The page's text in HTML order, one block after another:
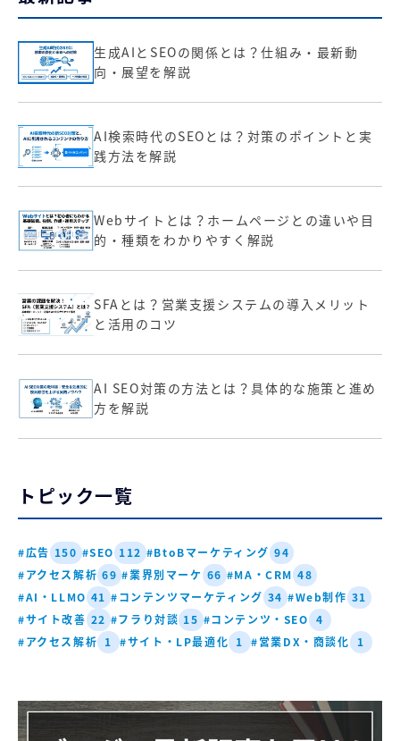
生成AIとSEOの関係とは？仕組み・最新動
向・展望を解説
AI検索時代のSEOとは？対策のポイントと実
践方法を解説
Webサイトとは？ホームページとの違いや目
的・種類をわかりやすく解説
SFAとは？営業支援システムの導入メリット
と活用のコツ
AI SEO対策の方法とは？具体的な施策と進め
方を解説
トピック一覧
#広告 150 #SEO 112 #BtoBマーケティング 94
#アクセス解析 69 #業界別マーケ 66 #MA・CRM 48
#AI・LLMO 41 #コンテンツマーケティング 34 #Web制作 31
#サイト改善 22 #フラり対談 15 #コンテンツ・SEO 4
#アクセス解析 1 #サイト・LP最適化 1 #営業DX・商談化 1